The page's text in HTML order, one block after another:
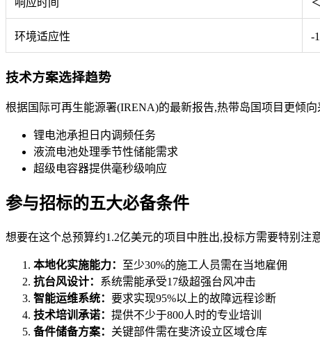
环境适应性 -
技术方案选择趋势
根据国际可再生能源署(IRENA)的最新报告,热带岛国项目更倾
锂电池承担日内调频任务
液流电池处理季节性储能需求
超级电容器提供毫秒级响应
参与招标的五大必备条件
想要在这个总预算约1.2亿美元的项目中胜出,投标方需要特别注
本地化实施能力： 至少30%的施工人员需在当地雇佣
抗台风设计： 系统需能承受17级超强台风冲击
智能运维系统： 要求实现95%以上的故障远程诊断
技术培训承诺： 提供不少于800人时的专业培训
备件储备方案： 关键部件需在斐济设立区域仓库